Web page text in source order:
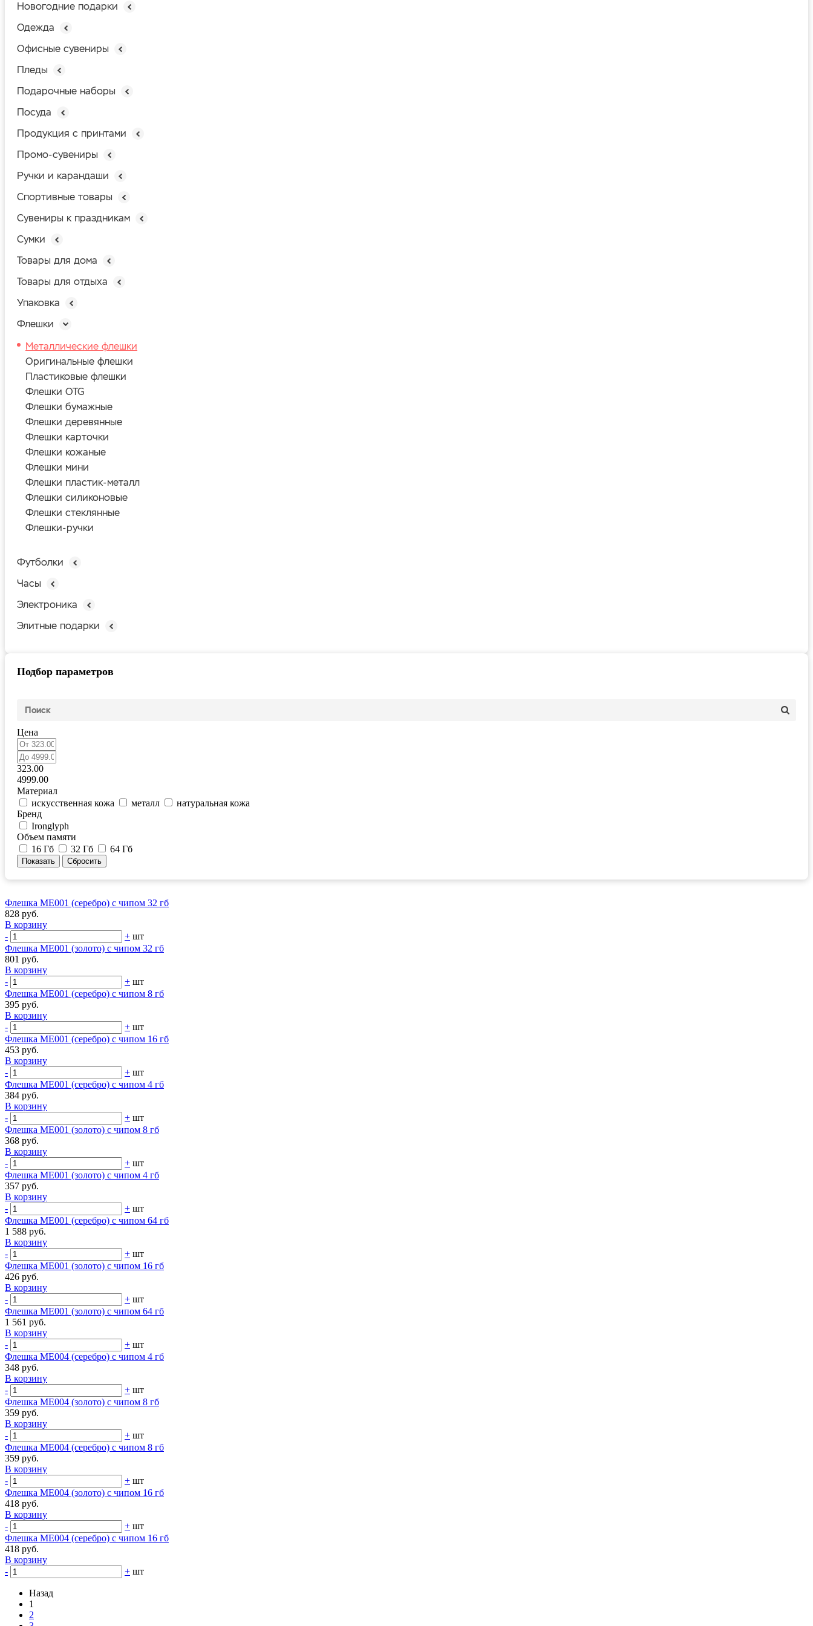
Новогодние подарки
Одежда
Офисные сувениры
Пледы
Подарочные наборы
Посуда
Продукция с принтами
Промо-сувениры
Ручки и карандаши
Спортивные товары
Сувениры к праздникам
Сумки
Товары для дома
Товары для отдыха
Упаковка
Флешки
Металлические флешки
Оригинальные флешки
Пластиковые флешки
Флешки OTG
Флешки бумажные
Флешки деревянные
Флешки карточки
Флешки кожаные
Флешки мини
Флешки пластик-металл
Флешки силиконовые
Флешки стеклянные
Флешки-ручки
Футболки
Часы
Электроника
Элитные подарки
Подбор параметров
Цена
323.00
4999.00
Материал
искусственная кожа
металл
натуральная кожа
Бренд
Ironglyph
Объем памяти
16 Гб
32 Гб 64 Гб
Флешка ME001 (серебро) с чипом 32 гб
828 руб.
В корзину
-
+ шт
Флешка ME001 (золото) с чипом 32 гб
801 руб.
В корзину
-
+ шт
Флешка ME001 (серебро) с чипом 8 гб
395 руб.
В корзину
-
+ шт
Флешка ME001 (серебро) с чипом 16 гб
453 руб.
В корзину
-
+ шт
Флешка ME001 (серебро) с чипом 4 гб
384 руб.
В корзину
-
+ шт
Флешка ME001 (золото) с чипом 8 гб
368 руб.
В корзину
-
+ шт
Флешка ME001 (золото) с чипом 4 гб
357 руб.
В корзину
-
+ шт
Флешка ME001 (серебро) с чипом 64 гб
1 588 руб.
В корзину
-
+ шт
Флешка ME001 (золото) с чипом 16 гб
426 руб.
В корзину
-
+ шт
Флешка ME001 (золото) с чипом 64 гб
1 561 руб.
В корзину
-
+ шт
Флешка ME004 (серебро) с чипом 4 гб
348 руб.
В корзину
-
+ шт
Флешка ME004 (золото) с чипом 8 гб
359 руб.
В корзину
-
+ шт
Флешка ME004 (серебро) с чипом 8 гб
359 руб.
В корзину
-
+ шт
Флешка ME004 (золото) с чипом 16 гб
418 руб.
В корзину
-
+ шт
Флешка ME004 (серебро) с чипом 16 гб
418 руб.
В корзину
-
+ шт
Назад
1
2